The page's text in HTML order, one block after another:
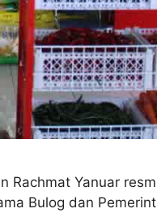
Rachmat Yanuar
Bulog dan